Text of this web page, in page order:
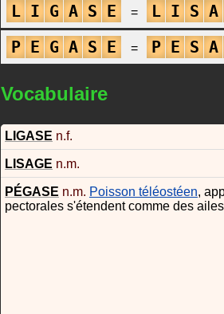
L I G A S E L I S A
P E G A S E P E S A
Vocabulaire
LIGASE n.f.
LISAGE n.m.
PÉGASE n.m. Poisson téléostéen,
pectorales s'étendent comme des